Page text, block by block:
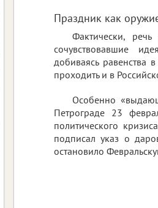
Праздник как
Фактически,
сочувствовавшие
добиваясь равенства
проходить и в
Особенно
Петрограде 23
политического
подписал указ о
остановило